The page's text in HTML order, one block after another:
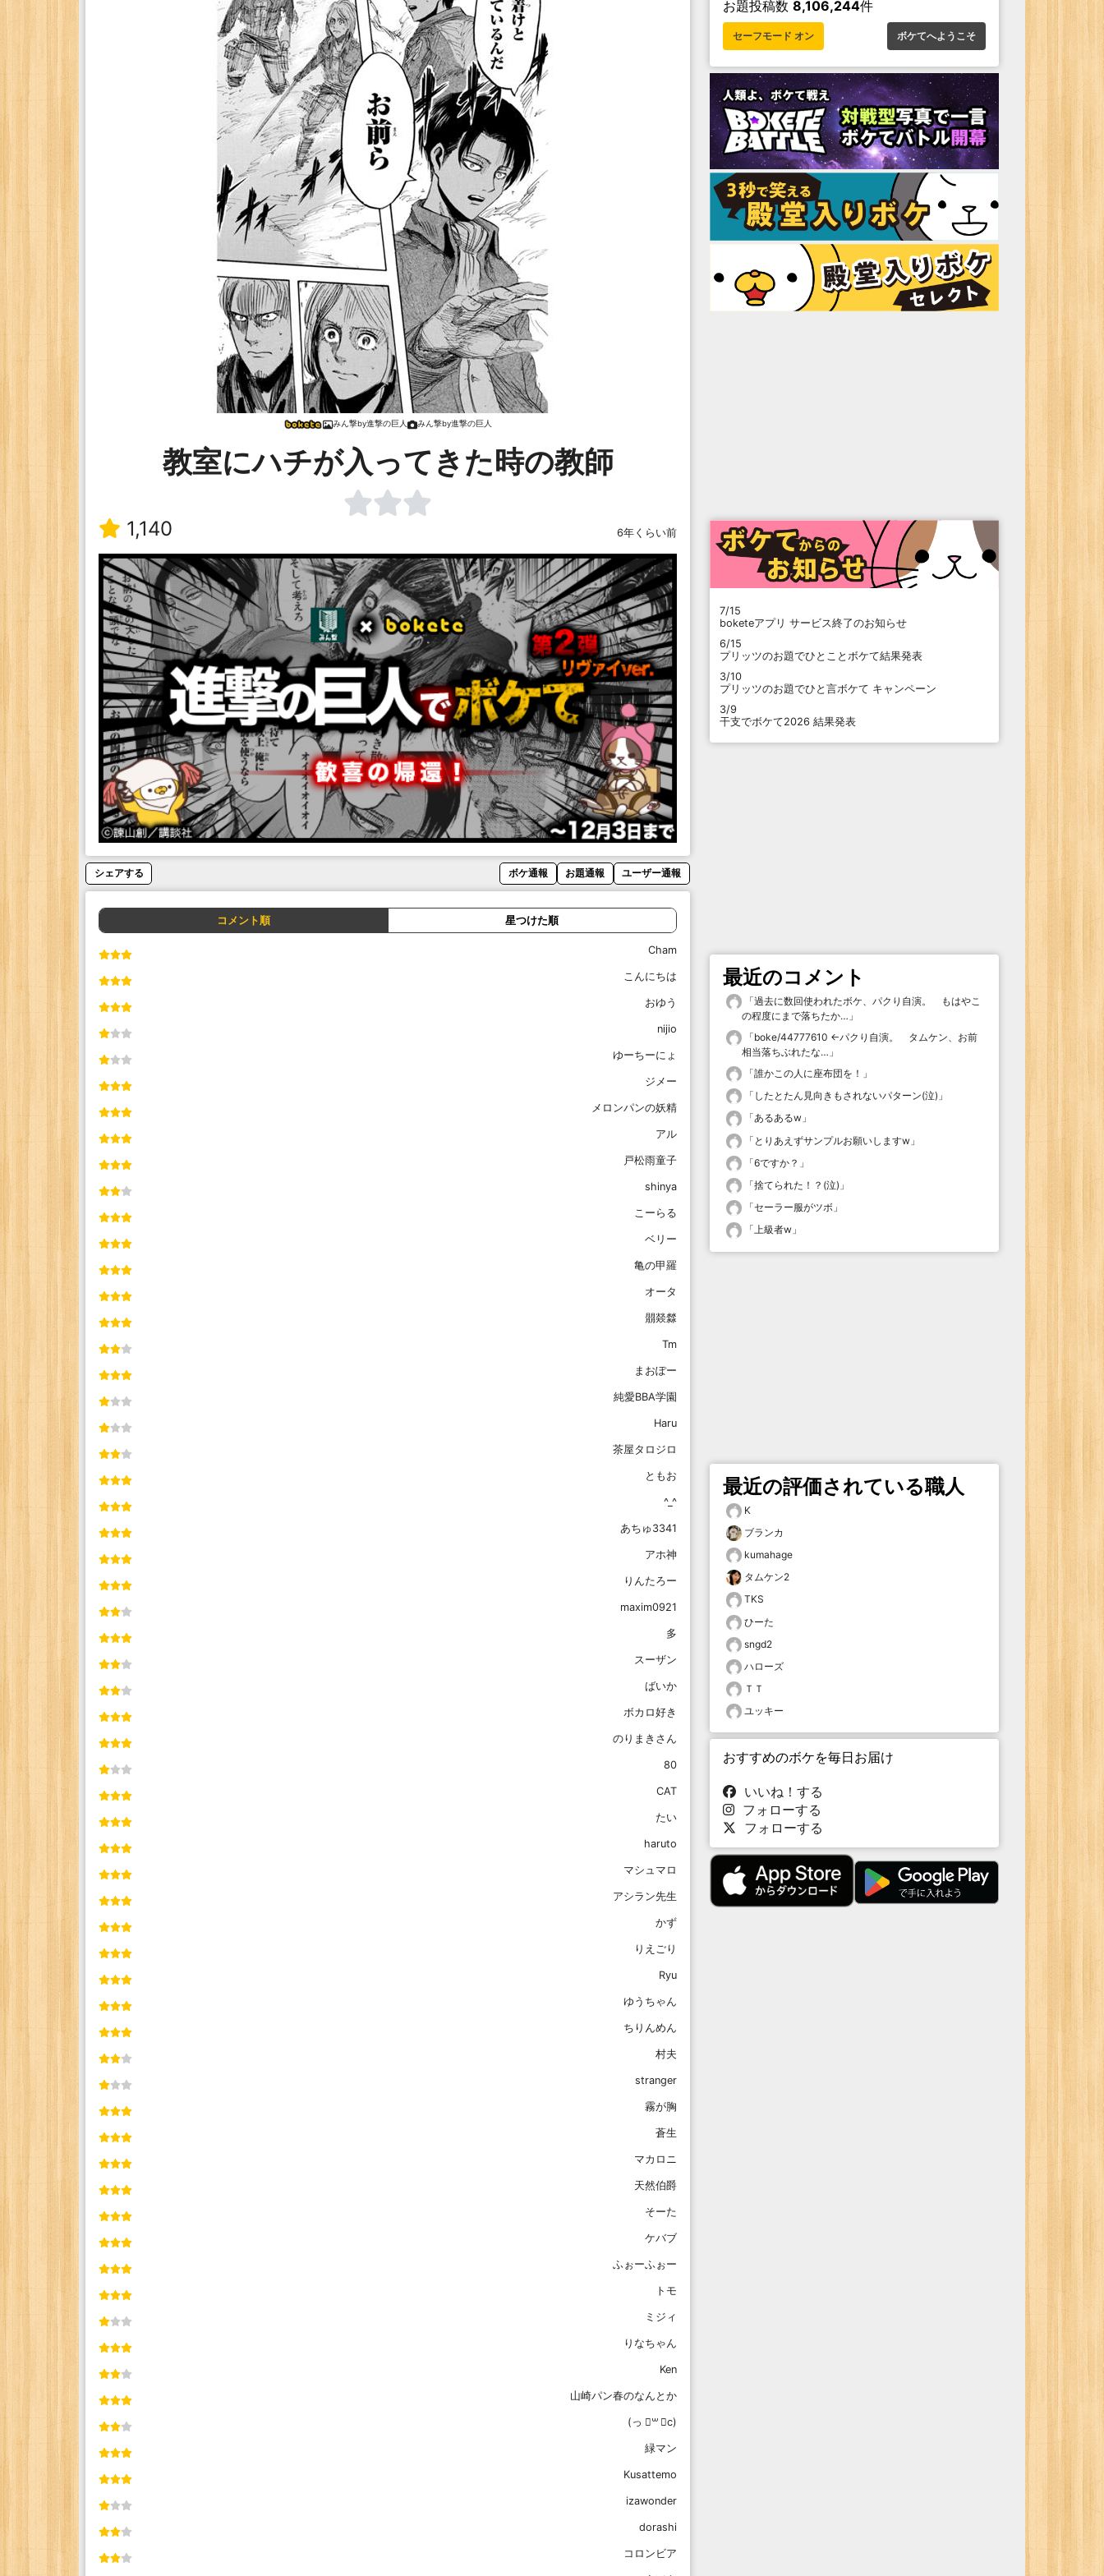
みん撃by進撃の巨人 みん撃by進撃の巨人
教室にハチが入ってきた時の教師
1,140 6年くらい前
シェアする ボケ通報 お題通報 ユーザー通報
コメント順 星つけた順
Cham
こんにちは
おゆう
nijio
ゆーちーにょ
ジメー
メロンパンの妖精
アル
戸松雨童子
shinya
こーらる
ベリー
亀の甲羅
オータ
朤燚㵘
Tm
まおぽー
純愛BBA学園
Haru
茶屋タロジロ
ともお
^_^
あちゅ3341
アホ神
りんたろー
maxim0921
多
スーザン
ばいか
ボカロ好き
のりまきさん
80
CAT
たい
haruto
マシュマロ
アシラン先生
かず
りえごり
Ryu
ゆうちゃん
ちりんめん
村夫
stranger
霧が胸
蒼生
マカロニ
天然伯爵
そーた
ケバブ
ふぉーふぉー
トモ
ミジィ
りなちゃん
Ken
山崎パン春のなんとか
‪(っ ॑꒳ ॑c)
緑マン
Kusattemo
izawonder
dorashi
コロンビア
お題投稿数 8,106,244件
セーフモード オン ボケてへようこそ
7/15
boketeアプリ サービス終了のお知らせ
6/15
プリッツのお題でひとことボケて結果発表
3/10
プリッツのお題でひと言ボケて キャンペーン
3/9
干支でボケて2026 結果発表
最近のコメント
「過去に数回使われたボケ、パクり自演。 もはやこ
の程度にまで落ちたか… 」
「boke/44777610 ←パクり自演。 タムケン、お前
相当落ちぶれたな… 」
「誰かこの人に座布団を！ 」
「 したとたん見向きもされないパターン(泣) 」
「あるあるw 」
「 とりあえずサンプルお願いしますw 」
「6ですか？ 」
「捨てられた！？(泣) 」
「セーラー服がツボ 」
「上級者w 」
最近の評価されている職人
K
ブランカ
kumahage
タムケン2
TKS
ひーた
sngd2
ハローズ
ＴＴ
ユッキー
おすすめのボケを毎日お届け
いいね！する
フォローする
フォローする